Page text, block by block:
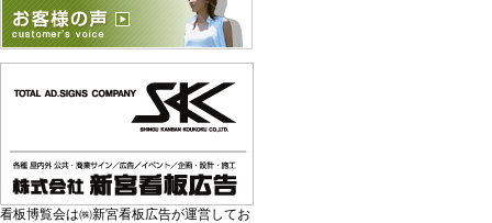
看板博覧会は㈱新宮看板広告が運営してお